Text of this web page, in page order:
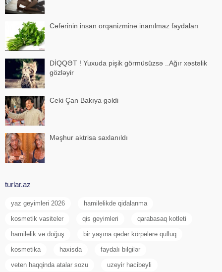
Cəfərinin insan orqanizminə inanılmaz faydaları
DİQQƏT ! Yuxuda pişik görmüsüzsə ..Ağır xəstəlik
gözləyir
Ceki Çan Bakıya gəldi
Məşhur aktrisa saxlanıldı
turlar.az
yaz geyimleri 2026 hamilelikde qidalanma
kosmetik vasiteler qis geyimleri qarabasaq kotleti
hamiləlik və doğuş bir yaşına qədər körpələrə qulluq
kosmetika haxisda faydalı bilgilər
veten haqqinda atalar sozu uzeyir hacibeyli